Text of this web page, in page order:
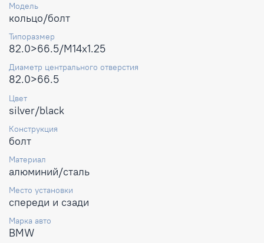
Модель
кольцо/болт
Типоразмер
82.0>66.5/M14x1.25
Диаметр центрального отверстия
82.0>66.5
Цвет
silver/black
Конструкция
болт
Материал
алюминий/сталь
Место установки
спереди и сзади
Марка авто
BMW